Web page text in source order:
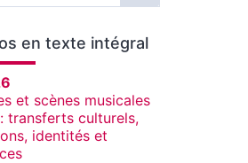
en texte intégral
et scènes musicales
transferts culturels,
identités et